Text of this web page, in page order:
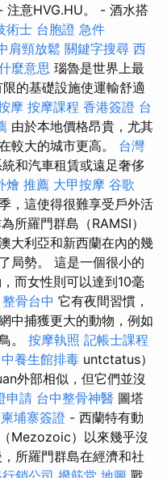
注意HVG.HU。 - 酒水搭
術士 台胞證 急件
肩頸放鬆 關鍵字搜尋 西
麼意思 瑙魯是世界上最
的基礎設施使運輸舒適
摩 按摩課程 香港簽證 台
由於本地價格昂貴，尤其
較大的城市更高。 台灣
和汽車租賃或遠足奢侈
燴 推薦 大甲按摩 谷歌
，這使得很難享受戶外活
所羅門群島（RAMSI）
大利亞和新西蘭在內的幾
局勢。 這是一個很小的
而女性則可以達到10毫
整骨台中 它有夜間習慣，
中捕獲更大的動物，例如
。 按摩執照 記帳士課程
養生館排毒 untctatus）
外部相似，但它們並沒
申請 台中整骨神醫 圖塔
柬埔寨簽證 - 西蘭特有動
Mezozoic）以來幾乎沒
所羅門群島在經濟和社